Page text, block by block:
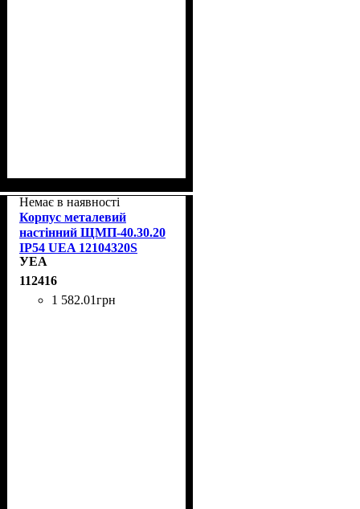
Немає в наявності
Корпус металевий
настінний ЩМП-40.30.20
IP54 UEA 12104320S
УЕА
112416
1 582.01грн